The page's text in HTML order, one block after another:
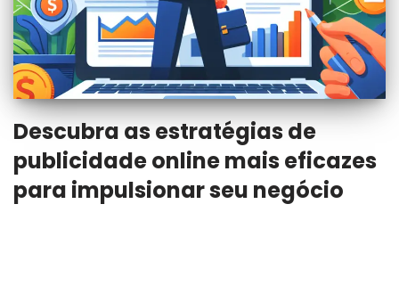
Descubra as estratégias de
publicidade online mais eficazes
para impulsionar seu negócio